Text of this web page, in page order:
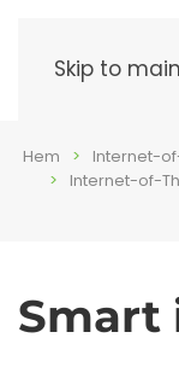
Skip to
Hem Internet-
Internet-of-
Smart